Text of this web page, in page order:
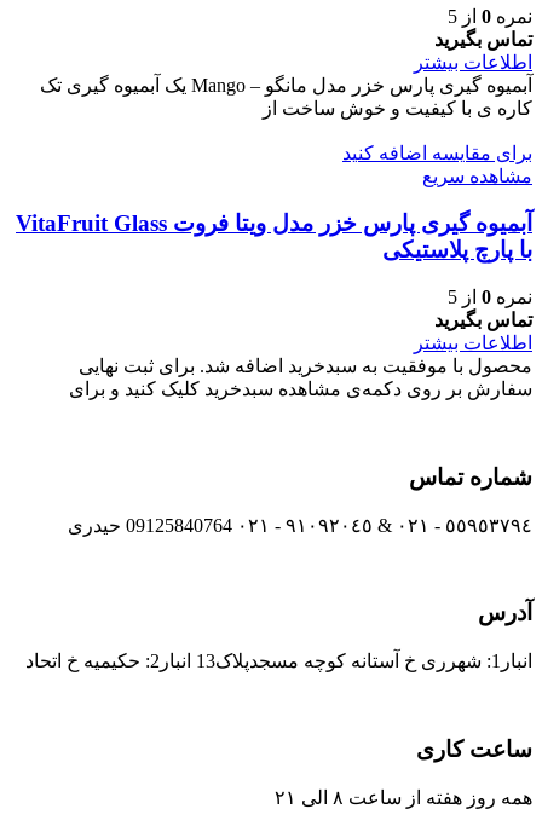
نمره 0 از 5
تماس بگیرید
اطلاعات بیشتر
آبمیوه گیری پارس خزر مدل مانگو – Mango یک آبمیوه گیری تک
کاره ی با کیفیت و خوش ساخت از
برای مقایسه اضافه کنید
مشاهده سریع
آبمیوه گیری پارس خزر مدل ویتا فروت VitaFruit Glass
با پارچ پلاستیکی
نمره 0 از 5
تماس بگیرید
اطلاعات بیشتر
محصول با موفقیت به سبدخرید اضافه شد. برای ثبت نهایی
سفارش بر روی دکمه‌ی مشاهده سبدخرید کلیک کنید و برای
شماره تماس
٥٥٩٥٣٧٩٤ - ٠٢١ & ٩١٠٩٢٠٤٥ - ٠٢١ 09125840764 حیدری
آدرس
انبار1: شهرری خ آستانه کوچه مسجدپلاک13 انبار2: حکیمیه خ اتحاد
ساعت کاری
همه روز هفته از ساعت ٨ الی ۲۱